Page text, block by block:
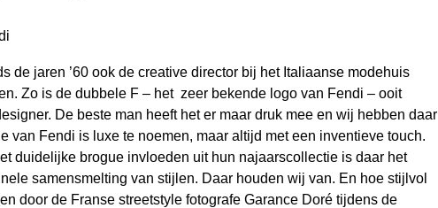
de jaren ’60 ook de creative director bij het Italiaanse modehuis
Zo is de dubbele F – het zeer bekende logo van Fendi – ooit
De beste man heeft het er maar druk mee en wij hebben daar
van Fendi is luxe te noemen, maar altijd met een inventieve touch.
duidelijke brogue invloeden uit hun najaarscollectie is daar het
samensmelting van stijlen. Daar houden wij van. En hoe stijlvol
door de Franse streetstyle fotografe Garance Doré tijdens de